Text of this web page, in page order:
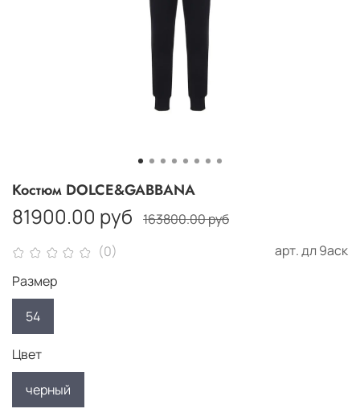
(0) арт.дл 9аск
Костюм DOLCE&GABBANA
81900.00 руб 163800.00 руб
Размер
54
Цвет
черный